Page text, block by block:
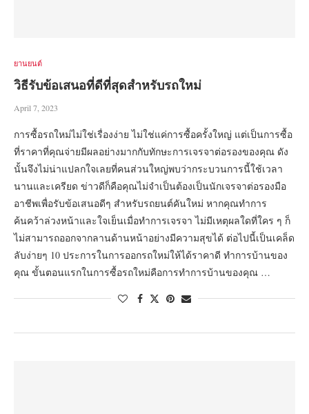
ยานยนต์
วิธีรับข้อเสนอที่ดีที่สุดสำหรับรถใหม่
April 7, 2023
การซื้อรถใหม่ไม่ใช่เรื่องง่าย ไม่ใช่แค่การซื้อครั้งใหญ่ แต่เป็นการซื้อ
ที่ราคาที่คุณจ่ายมีผลอย่างมากกับทักษะการเจรจาต่อรองของคุณ ดัง
นั้นจึงไม่น่าแปลกใจเลยที่คนส่วนใหญ่พบว่ากระบวนการนี้ใช้เวลา
นานและเครียด ข่าวดีก็คือคุณไม่จำเป็นต้องเป็นนักเจรจาต่อรองมือ
อาชีพเพื่อรับข้อเสนอดีๆ สำหรับรถยนต์คันใหม่ หากคุณทำการ
ค้นคว้าล่วงหน้าและใจเย็นเมื่อทำการเจรจา ไม่มีเหตุผลใดที่ใคร ๆ ก็
ไม่สามารถออกจากลานด้านหน้าอย่างมีความสุขได้ ต่อไปนี้เป็นเคล็ด
ลับง่ายๆ 10 ประการในการออกรถใหม่ให้ได้ราคาดี ทำการบ้านของ
คุณ ขั้นตอนแรกในการซื้อรถใหม่คือการทำการบ้านของคุณ …